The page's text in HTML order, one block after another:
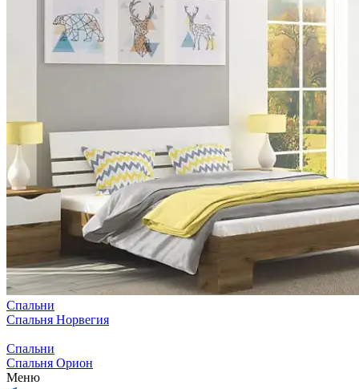
Спальни
Спальня Норвегия
Спальни
Спальня Орион
Меню